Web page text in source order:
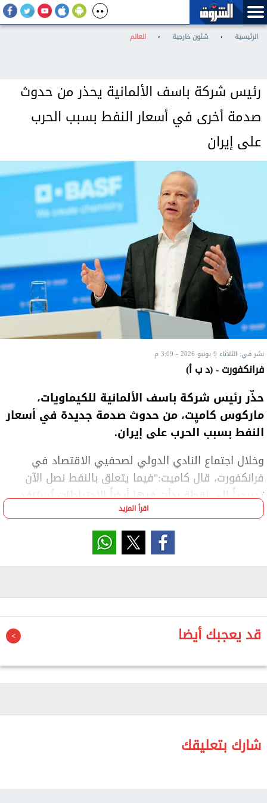
الرئيسية › شئون خارجية › العالم
رئيس شركة باسف الألمانية يحذر من حدوث
صدمة أخرى في أسعار النفط بسبب الحرب
على إيران
نشر في: الثلاثاء 9 يونيو 2026 - 3:09 م
فرانكفورت - (د ب أ)
حذّر رئيس شركة باسف الألمانية للكيماويات،
ماركوس كاميِت، من حدوث صدمة جديدة في أسعار
النفط بسبب الحرب على إيران.
وخلال اجتماع النادي الدولي لصحفيي الاقتصاد في
فرانكفورت، قال كاميت:"فيما يتعلق بالنفط نصل الآن
تدريجياً إلى نقطة بدأت فيها أيضاً الاحتياطات تُستنفد
شيئاً فشيئاً".
وأضاف أنه إذا لم يُفتح مضيق هرمز قريباً، فقد يحدث في
النصف الثاني من العام "صدمة أخرى في أسعار النفط
سيؤدي إلى فقدان العالم نحو 3 في المئة من إمدادات
المئة. ورأى كاميت أنه لما كان عدد كبيرً من المصافي
يقع في الشرق الأوسط، فإن هذه النسبة سترتفع في
المنتجات المكررة مثل الوقود والعديد من المنتجات
الكيميائية بشكل كبير لتصل إلى 40 في المئة.
الأسواق العالمية، ما زاد من التضخم، وهو ما انعكس
على أسعار وقود السيارات، وعلى ارتفاع تكاليف النقل
اقرأ المزيد
قد يعجبك أيضا
شارك بتعليقك